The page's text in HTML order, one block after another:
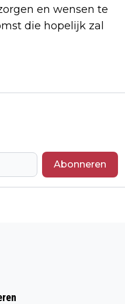
en wensen te
die hopelijk zal
Abonneren